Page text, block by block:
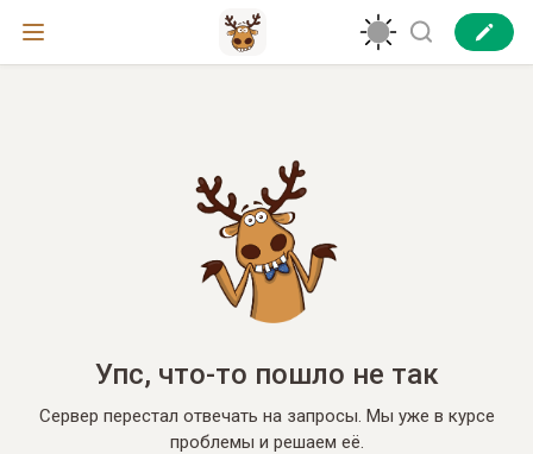
Упс, что-то пошло не так
Сервер перестал отвечать на запросы. Мы уже в курсе
проблемы и решаем её.